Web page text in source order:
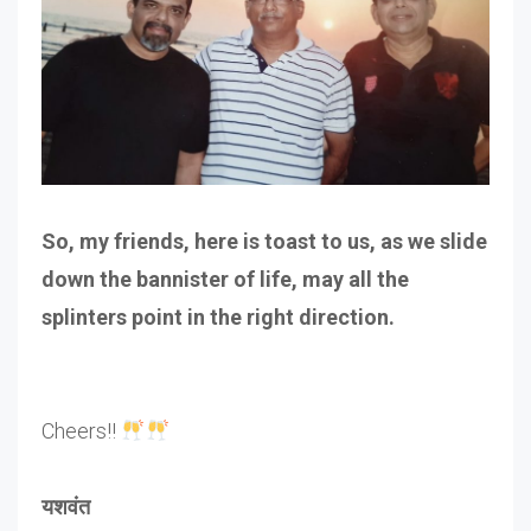
So, my friends, here is toast to us, as we slide
down the bannister of life, may all the
splinters point in the right direction.
Cheers!!
यशवंत